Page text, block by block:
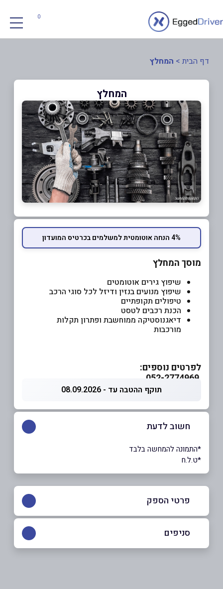
0
דף הבית > המחלץ
המחלץ
4% הנחה אוטומטית למשלמים בכרטיס המועדון
מוסך המחלץ
שיפוץ גירים אוטומטים
שיפוץ מנועים בנזין ודיזל לכל סוגי הרכב
טיפולים תקופתיים
הכנת רכבים לטסט
דיאגנוסטיקה ממוחשבת ופתרון תקלות
מורכבות
לפרטים נוספים:
תוקף ההטבה עד - 08.09.2026
חשוב לדעת
*התמונה להמחשה בלבד
*ט.ל.ח
פרטי הספק
בפייסבוק
סניפים